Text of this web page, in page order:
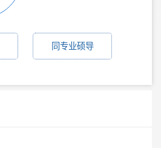
同专业硕导